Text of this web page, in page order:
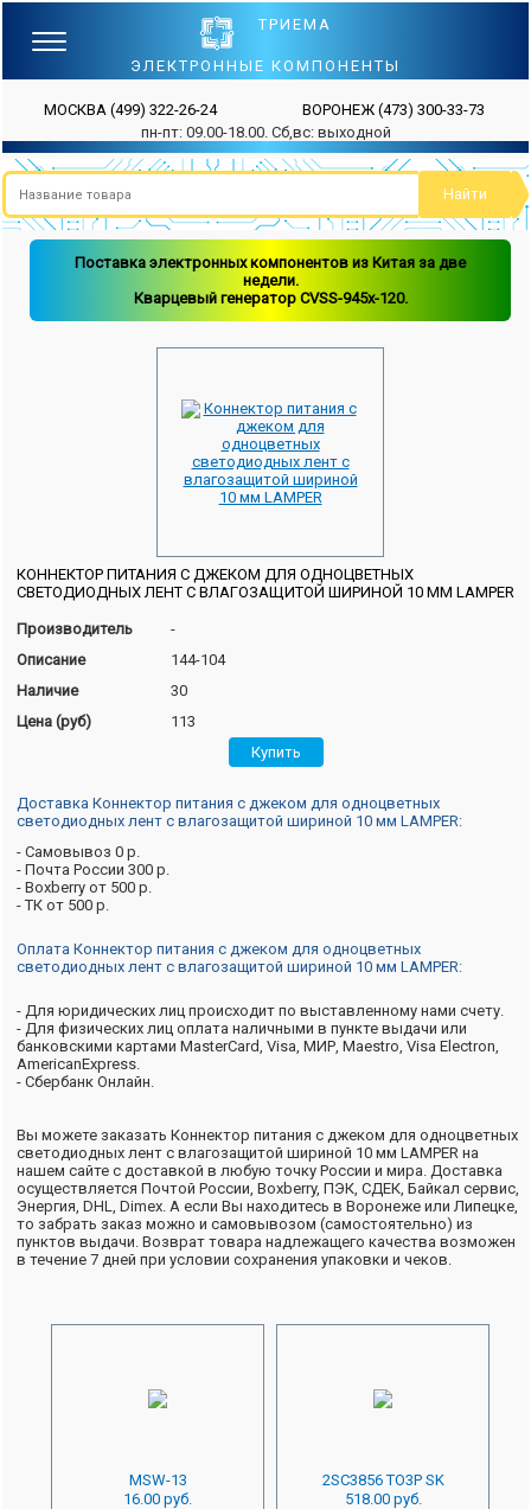
ТРИЕМА
ЭЛЕКТРОННЫЕ КОМПОНЕНТЫ
МОСКВА (499) 322-26-24 ВОРОНЕЖ (473) 300-33-73
пн-пт: 09.00-18.00. Сб,вс: выходной
Поставка электронных компонентов из Китая за две
недели.
Кварцевый генератор CVSS-945x-120.
КОННЕКТОР ПИТАНИЯ С ДЖЕКОМ ДЛЯ ОДНОЦВЕТНЫХ
СВЕТОДИОДНЫХ ЛЕНТ С ВЛАГОЗАЩИТОЙ ШИРИНОЙ 10 ММ LAMPER
Производитель
-
Описание
144-104
Наличие
30
Цена (руб)
113
Доставка Коннектор питания с джеком для одноцветных
светодиодных лент с влагозащитой шириной 10 мм LAMPER:
- Самовывоз 0 р.
- Почта России 300 р.
- Boxberry от 500 р.
- ТК от 500 р.
Оплата Коннектор питания с джеком для одноцветных
светодиодных лент с влагозащитой шириной 10 мм LAMPER:
- Для юридических лиц происходит по выставленному нами счету.
- Для физических лиц оплата наличными в пункте выдачи или
банковскими картами MasterCard, Visa, МИР, Maestro, Visa Electron,
AmericanExpress.
- Сбербанк Онлайн.
Вы можете заказать Коннектор питания с джеком для одноцветных
светодиодных лент с влагозащитой шириной 10 мм LAMPER на
нашем сайте с доставкой в любую точку России и мира. Доставка
осуществляется Почтой России, Boxberry, ПЭК, СДЕК, Байкал сервис,
Энергия, DHL, Dimex. А если Вы находитесь в Воронеже или Липецке,
то забрать заказ можно и самовывозом (самостоятельно) из
пунктов выдачи. Возврат товара надлежащего качества возможен
в течение 7 дней при условии сохранения упаковки и чеков.
MSW-13
16.00 руб.
2SC3856 TO3P SK
518.00 руб.